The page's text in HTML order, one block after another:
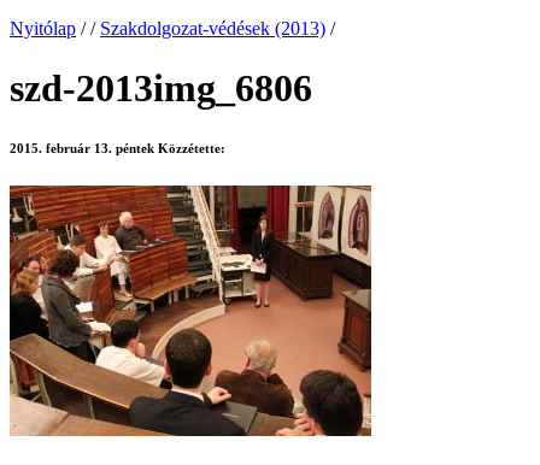
Nyitólap / / Szakdolgozat-védések (2013) /
szd-2013img_6806
2015. február 13. péntek Közzétette: